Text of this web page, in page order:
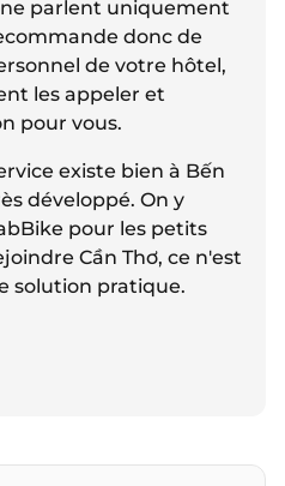
parlent uniquement
donc de
de votre hôtel,
les appeler et
pour vous.
existe bien à Bến
développé. On y
pour les petits
Cần Thơ, ce n'est
solution pratique.